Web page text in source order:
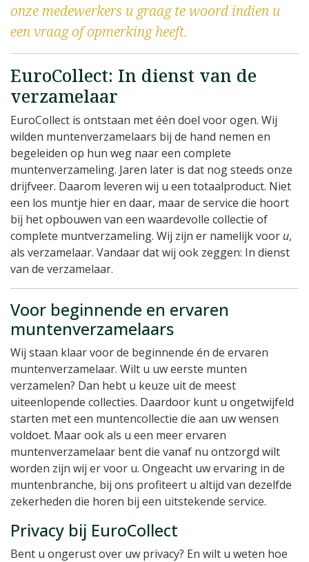
onze medewerkers u graag te woord indien u
een vraag of opmerking heeft.
EuroCollect: In dienst van de
verzamelaar
EuroCollect is ontstaan met één doel voor ogen. Wij
wilden muntenverzamelaars bij de hand nemen en
begeleiden op hun weg naar een complete
muntenverzameling. Jaren later is dat nog steeds onze
drijfveer. Daarom leveren wij u een totaalproduct. Niet
een los muntje hier en daar, maar de service die hoort
bij het opbouwen van een waardevolle collectie of
complete muntverzameling. Wij zijn er namelijk voor u,
als verzamelaar. Vandaar dat wij ook zeggen: In dienst
van de verzamelaar.
Voor beginnende en ervaren
muntenverzamelaars
Wij staan klaar voor de beginnende én de ervaren
muntenverzamelaar. Wilt u uw eerste munten
verzamelen? Dan hebt u keuze uit de meest
uiteenlopende collecties. Daardoor kunt u ongetwijfeld
starten met een muntencollectie die aan uw wensen
voldoet. Maar ook als u een meer ervaren
muntenverzamelaar bent die vanaf nu ontzorgd wilt
worden zijn wij er voor u. Ongeacht uw ervaring in de
muntenbranche, bij ons profiteert u altijd van dezelfde
zekerheden die horen bij een uitstekende service.
Privacy bij EuroCollect
Bent u ongerust over uw privacy? En wilt u weten hoe